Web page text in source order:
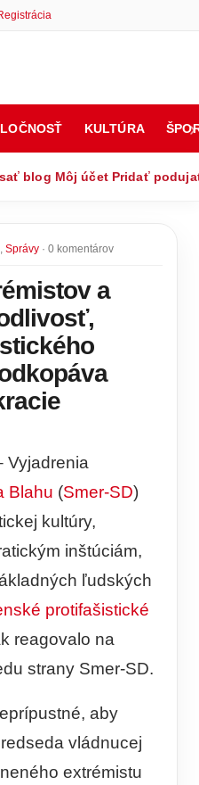
KULTÚRA
blog Môj účet Pridať
, Správy · 0 komentárov
a
Vyjadrenia
Blahu (Smer-SD)
kultúry,
inštúciám,
ľudských
protifašistické
reagovalo na
strany Smer-SD.
aby
vládnucej
extrémistu